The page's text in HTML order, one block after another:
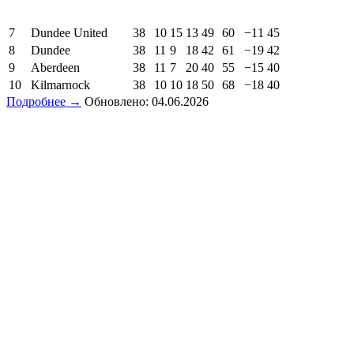
7 Dundee United 38 10 15 13 49 60 −11 45
8
Dundee 38 11 9 18 42 61 −19 42
9
Aberdeen 38 11 7 20 40 55 −15 40
10
Kilmarnock 38 10 10 18 50 68 −18 40
Подробнее → Обновлено: 04.06.2026